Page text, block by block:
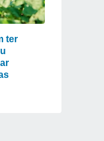
ter